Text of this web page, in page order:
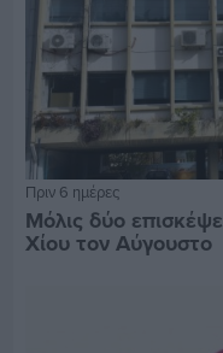
Πριν 6 ημέρες
Μόλις δύο
Χίου τον Αύγουστο